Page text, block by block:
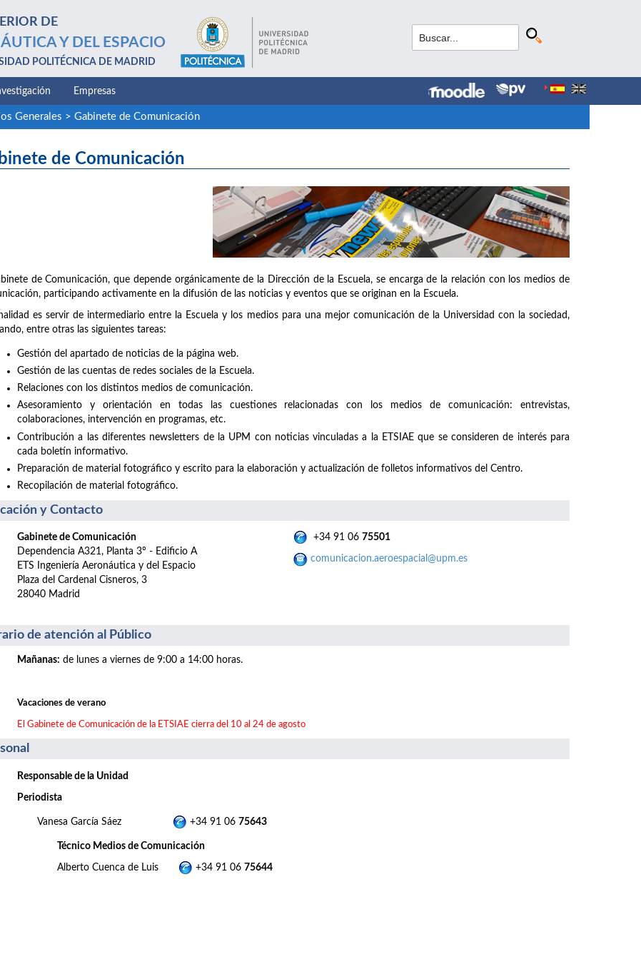
DE
Y DEL ESPACIO
POLITÉCNICA DE MADRID
Empresas
Generales > Gabinete de Comunicación
de Comunicación
de Comunicación, que depende orgánicamente de la Dirección de la Escuela, se encarga de la relación con los medios de
participando activamente en la difusión de las noticias y eventos que se originan en la Escuela.
es servir de intermediario entre la Escuela y los medios para una mejor comunicación de la Universidad con la sociedad,
entre otras las siguientes tareas:
Gestión del apartado de noticias de la página web.
Gestión de las cuentas de redes sociales de la Escuela.
Relaciones con los distintos medios de comunicación.
Asesoramiento y orientación en todas las cuestiones relacionadas con los medios de comunicación: entrevistas,
colaboraciones, intervención en programas, etc.
Contribución a las diferentes newsletters de la UPM con noticias vinculadas a la ETSIAE que se consideren de interés para
cada boletín informativo.
Preparación de material fotográfico y escrito para la elaboración y actualización de folletos informativos del Centro.
Recopilación de material fotográfico.
y Contacto
Gabinete de Comunicación
Dependencia A321, Planta 3º - Edificio A
ETS Ingeniería Aeronáutica y del Espacio
Plaza del Cardenal Cisneros, 3
28040 Madrid
+34 91 06 75501
comunicacion.aeroespacial@upm.es
de atención al Público
Mañanas: de lunes a viernes de 9:00 a 14:00 horas.
Vacaciones de verano
El Gabinete de Comunicación de la ETSIAE cierra del 10 al 24 de agosto
Responsable de la Unidad
Periodista
Vanesa García Sáez +34 91 06 75643
Técnico Medios de Comunicación
Alberto Cuenca de Luis +34 91 06 75644